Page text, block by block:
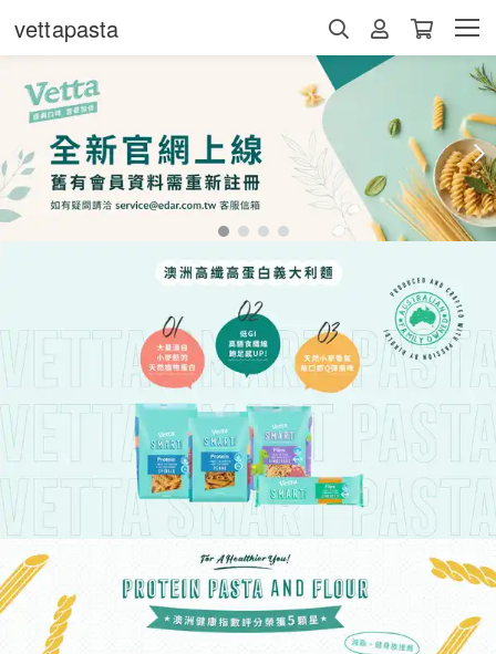
vettapasta